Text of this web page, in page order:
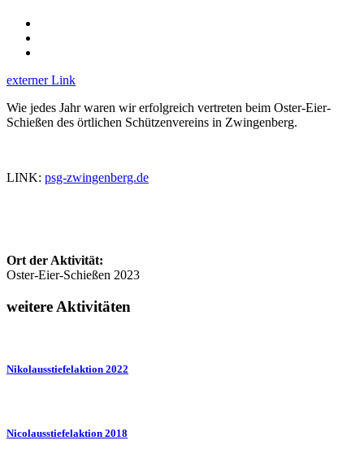
externer Link
Wie jedes Jahr waren wir erfolgreich vertreten beim Oster-Eier-
Schießen des örtlichen Schützenvereins in Zwingenberg.
LINK: psg-zwingenberg.de
Ort der Aktivität:
Oster-Eier-Schießen 2023
weitere Aktivitäten
Nikolausstiefelaktion 2022
Nicolausstiefelaktion 2018